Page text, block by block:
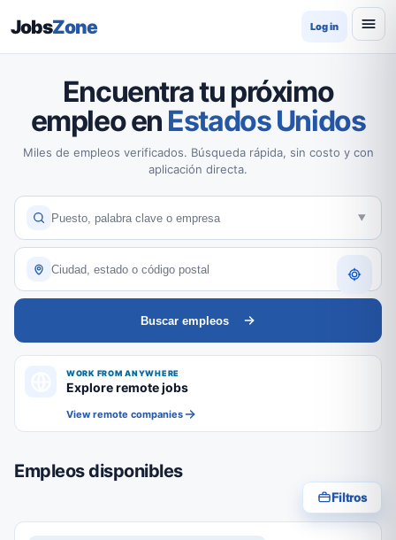
JobsZone Log in
Encuentra tu próximo
empleo en Estados Unidos
Miles de empleos verificados. Búsqueda rápida, sin costo y con
aplicación directa.
Buscar empleos
WORK FROM ANYWHERE
Explore remote jobs
View remote companies
Empleos disponibles
Filtros